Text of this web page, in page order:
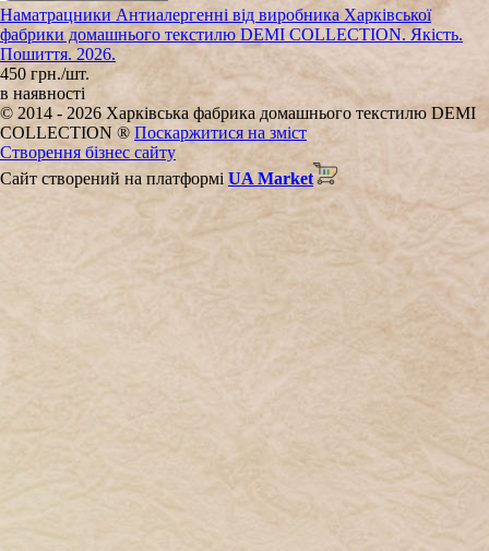
Наматрацники Антиалергенні від виробника Харківської
фабрики домашнього текстилю DEMI COLLECTION. Якість.
Пошиття. 2026.
450 грн./шт.
в наявності
© 2014 - 2026 Харківська фабрика домашнього текстилю DEMI
COLLECTION ® Поскаржитися на зміст
Створення бізнес сайту
Сайт створений на платформі UA Market